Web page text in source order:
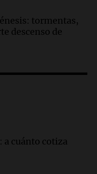
fuerte para
de 140 autos
baja en el costo
tormentas,
descenso de
a cuánto cotiza